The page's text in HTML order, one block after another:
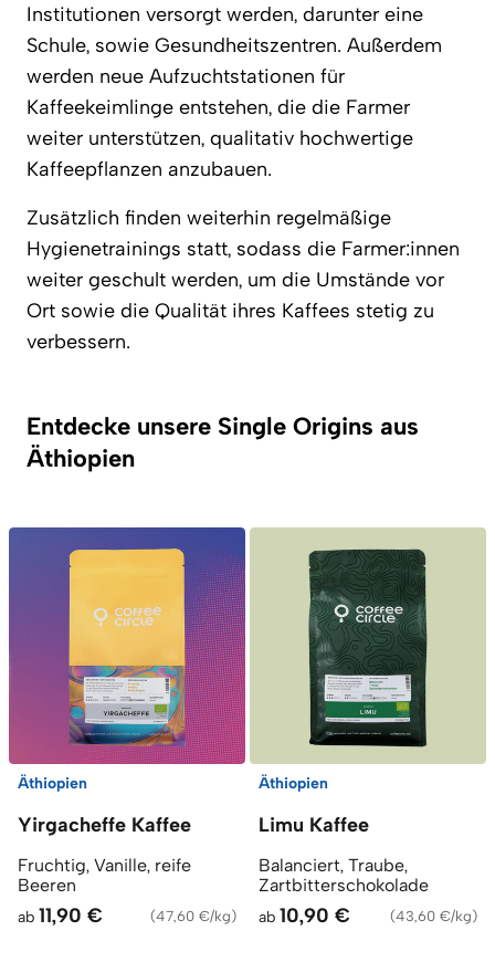
Institutionen versorgt werden, darunter eine
Schule, sowie Gesundheitszentren. Außerdem
werden neue Aufzuchtstationen für
Kaffeekeimlinge entstehen, die die Farmer
weiter unterstützen, qualitativ hochwertige
Kaffeepflanzen anzubauen.
Zusätzlich finden weiterhin regelmäßige
Hygienetrainings statt, sodass die Farmer:innen
weiter geschult werden, um die Umstände vor
Ort sowie die Qualität ihres Kaffees stetig zu
verbessern.
Entdecke unsere Single Origins aus
Äthiopien
Äthiopien
Yirgacheffe Kaffee
Fruchtig, Vanille, reife
Beeren
ab 11,90 € (47,60 €/kg)
Äthiopien
Limu Kaffee
Balanciert, Traube,
Zartbitterschokolade
ab 10,90 € (43,60 €/kg)